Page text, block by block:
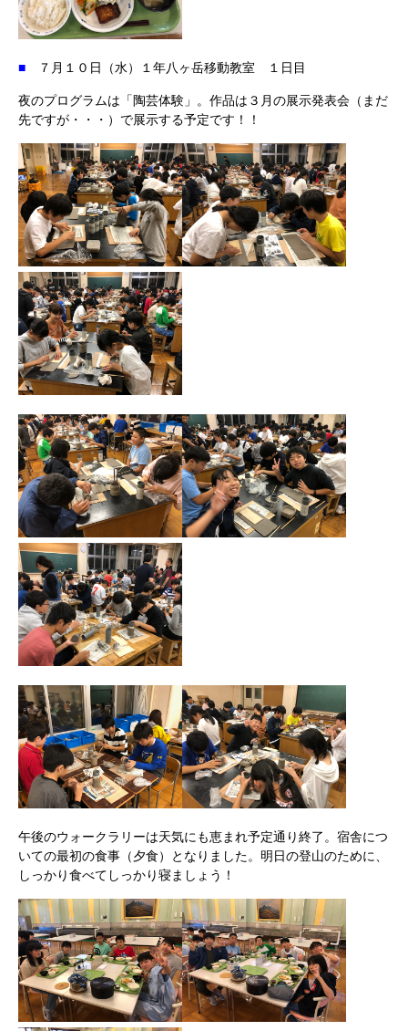
■ ７月１０日（水）１年八ヶ岳移動教室 １日目
夜のプログラムは「陶芸体験」。作品は３月の展示発表会（まだ
先ですが・・・）で展示する予定です！！
午後のウォークラリーは天気にも恵まれ予定通り終了。宿舎につ
いての最初の食事（夕食）となりました。明日の登山のために、
しっかり食べてしっかり寝ましょう！